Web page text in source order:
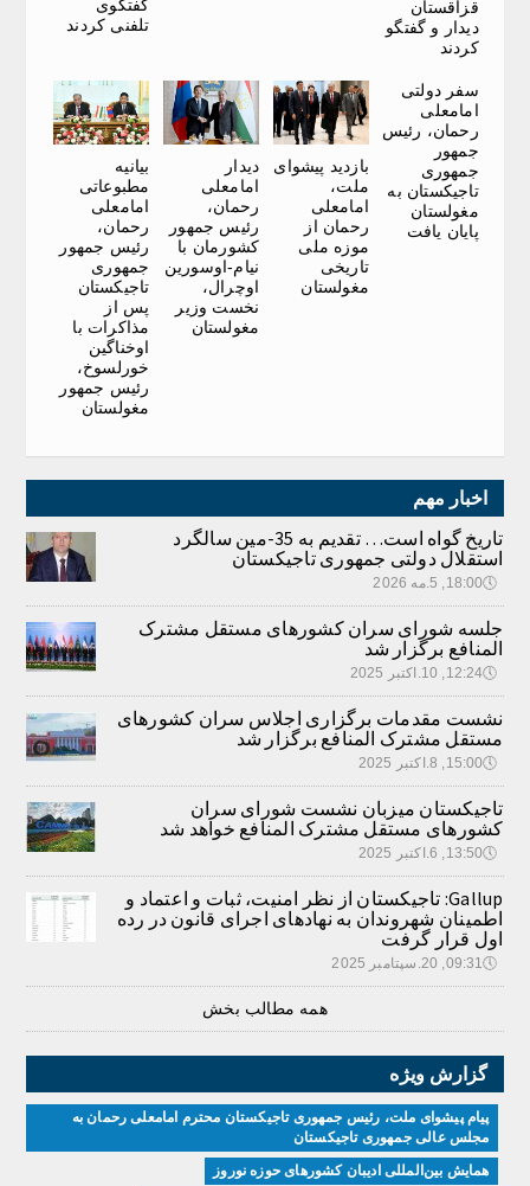
قزاقستان
دیدار و گفتگو
کردند
گفتگوی
تلفنی کردند
سفر دولتی
امامعلی
رحمان، رئیس
جمهور
جمهوری
تاجیکستان به
مغولستان
پایان یافت
بازدید پیشوای
ملت،
امامعلی
رحمان از
موزه ملی
تاریخی
مغولستان
دیدار
امامعلی
رحمان،
رئیس جمهور
کشورمان با
نیام-اوسورین
اوچرال،
نخست وزیر
مغولستان
بیانیه
مطبوعاتی
امامعلی
رحمان،
رئیس جمهور
جمهوری
تاجیکستان
پس از
مذاکرات با
اوخناگین
خورلسوخ،
رئیس جمهور
مغولستان
اخبار مهم
تاریخ گواه است… تقدیم به 35-مین سالگرد
استقلال دولتی جمهوری تاجیکستان
🕔18:00, 5.مه 2026
جلسه شورای سران کشورهای مستقل مشترک
المنافع برگزار شد
🕔12:24, 10.اکتبر 2025
نشست مقدمات برگزاری اجلاس سران کشورهای
مستقل مشترک المنافع برگزار شد
🕔15:00, 8.اکتبر 2025
تاجیکستان میزبان نشست شورای سران
کشورهای مستقل مشترک المنافع خواهد شد
🕔13:50, 6.اکتبر 2025
Gallup: تاجیکستان از نظر امنیت، ثبات و اعتماد و
اطمینان شهروندان به نهادهای اجرای قانون در رده
اول قرار گرفت
🕔09:31, 20.سپتامبر 2025
همه مطالب بخش
گزارش ویژه
پیام پیشوای ملت، رئیس جمهوری تاجیکستان محترم امامعلی رحمان به
مجلس عالی جمهوری تاجیکستان
همایش بین‌المللی ادیبان کشور‌های حوزه نوروز